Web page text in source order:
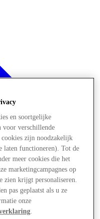
en soortgelijke
voor verschillende
zijn noodzakelijk
laten functioneren). Tot de
meer cookies die het
marketingcampagnes op
zien krijgt personaliseren.
pas geplaatst als u ze
onze